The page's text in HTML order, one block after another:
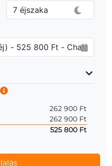
262 900 Ft
262 900 Ft
525 800 Ft